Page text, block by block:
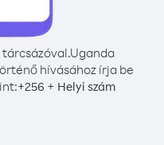
Uganda
hívásához írja be
+256 + Helyi szám